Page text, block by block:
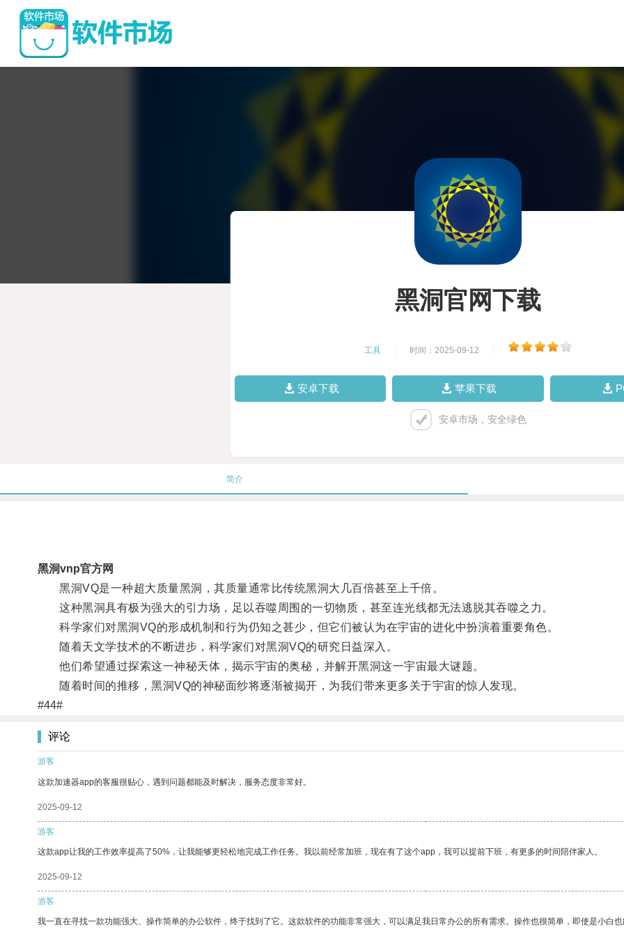
黑洞官网下载
工具 时间：2025-09-12
安卓下载 苹果下载
安卓市场，安全绿色
简介
黑洞vnp官方网
黑洞VQ是一种超大质量黑洞，其质量通常比传统黑洞大几百倍甚至上千倍。
这种黑洞具有极为强大的引力场，足以吞噬周围的一切物质，甚至连光线都无法逃脱其吞噬之力。
科学家们对黑洞VQ的形成机制和行为仍知之甚少，但它们被认为在宇宙的进化中扮演着重要角色。
随着天文学技术的不断进步，科学家们对黑洞VQ的研究日益深入。
他们希望通过探索这一神秘天体，揭示宇宙的奥秘，并解开黑洞这一宇宙最大谜题。
随着时间的推移，黑洞VQ的神秘面纱将逐渐被揭开，为我们带来更多关于宇宙的惊人发现。
#44#
评论
游客
这款加速器app的客服很贴心，遇到问题都能及时解决，服务态度非常好。
2025-09-12
游客
这款app让我的工作效率提高了50%，让我能够更轻松地完成工作任务。我以前经常加班，现在有了这个app，我可以提前下班，有更多的时间陪伴家人。
2025-09-12
游客
我一直在寻找一款功能强大、操作简单的办公软件，终于找到了它。这款软件的功能非常强大，可以满足我日常办公的所有需求。操作也很简单，即使是小白也